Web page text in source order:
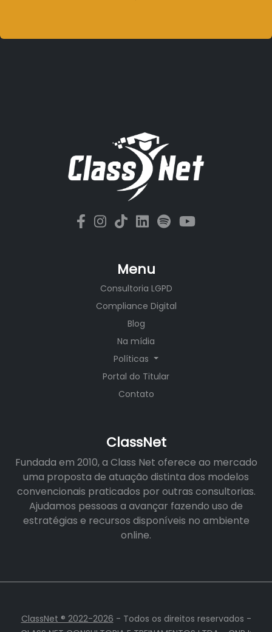
Menu
Consultoria LGPD
Compliance Digital
Blog
Na mídia
Políticas
Portal do Titular
Contato
ClassNet
Fundada em 2010, a Class Net oferece ao mercado
uma proposta de atuação distinta dos modelos
convencionais praticados por outras consultorias.
Ajudamos pessoas a avançar fazendo uso de
estratégias e recursos disponíveis no ambiente
online.
ClassNet ® 2022-2026 - Todos os direitos reservados -